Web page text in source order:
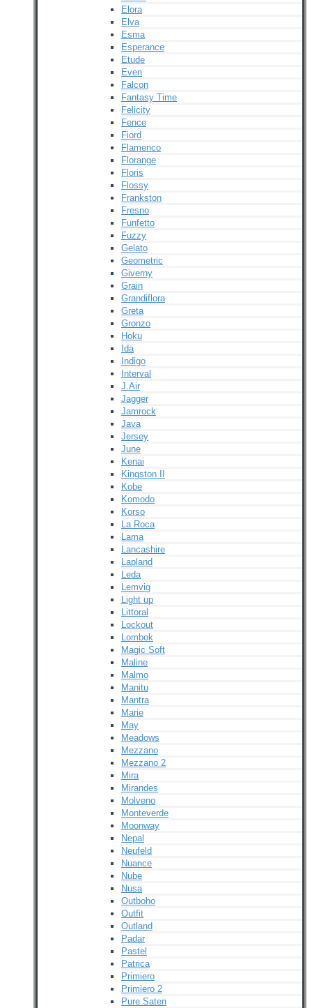
Elora
Elva
Esma
Esperance
Etude
Even
Falcon
Fantasy Time
Felicity
Fence
Fiord
Flamenco
Florange
Floris
Flossy
Frankston
Fresno
Funfetto
Fuzzy
Gelato
Geometric
Giverny
Grain
Grandiflora
Greta
Gronzo
Hoku
Ida
Indigo
Interval
J.Air
Jagger
Jamrock
Java
Jersey
June
Kenai
Kingston II
Kobe
Komodo
Korso
La Roca
Lama
Lancashire
Lapland
Leda
Lemvig
Light up
Littoral
Lockout
Lombok
Magic Soft
Maline
Malmo
Manitu
Mantra
Marie
May
Meadows
Mezzano
Mezzano 2
Mira
Mirandes
Molveno
Monteverde
Moonway
Nepal
Neufeld
Nuance
Nube
Nusa
Outboho
Outfit
Outland
Padar
Pastel
Patrica
Primiero
Primiero 2
Pure Saten